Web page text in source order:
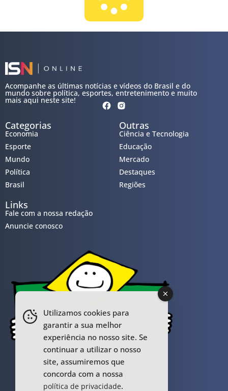
Acompanhe as últimas notícias e vídeos do Brasil e do
mundo sobre política, esportes, entretenimento e muito
mais aqui neste site!
Categorias
Economia
Esporte
Mundo
Política
Brasil
Outras
Ciência e Tecnologia
Educação
Mercado
Destaques
Regiões
Links
Fale com a nossa redação
Anuncie conosco
Utilizamos cookies para
garantir a sua melhor
experiência no nosso site. Se
continuar a utilizar o nosso
site, assumiremos que
concorda com a nossa
política de privacidade.